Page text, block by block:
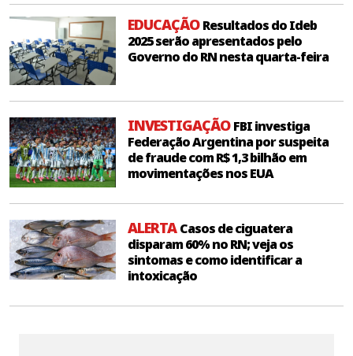
EDUCAÇÃOResultados do Ideb
2025 serão apresentados pelo
Governo do RN nesta quarta-feira
INVESTIGAÇÃOFBI investiga
Federação Argentina por suspeita
de fraude com R$ 1,3 bilhão em
movimentações nos EUA
ALERTACasos de ciguatera
disparam 60% no RN; veja os
sintomas e como identificar a
intoxicação